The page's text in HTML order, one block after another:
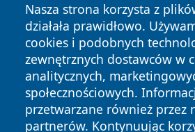
Nasza strona korzysta z
działała prawidłowo.
cookies i podobnych
zewnętrznych dostawców w
analitycznych,
społecznościowych.
przetwarzane również przez
partnerów. Kontynuując
Copyright © 2026 nowosadecki24.pl
zastrzeżone.
Polityka